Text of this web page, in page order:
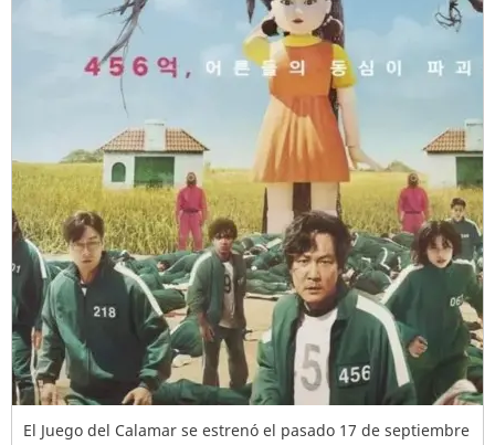
El Juego del Calamar se estrenó el pasado 17 de septiembre